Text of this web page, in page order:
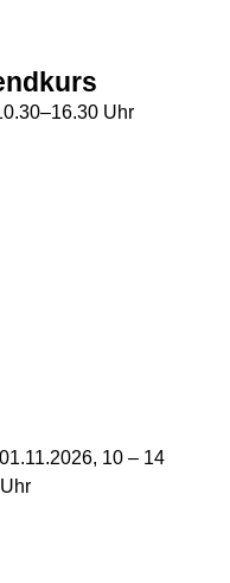
Uhr
10 – 14